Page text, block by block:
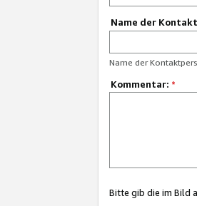
Name der
Name der
Kommentar: *
Bitte gib die im Bild